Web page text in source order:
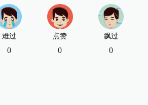
难过
0
点赞
0
飘过
0